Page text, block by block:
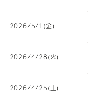
2026/5/1(金)
2026/4/28(火)
2026/4/25(土)